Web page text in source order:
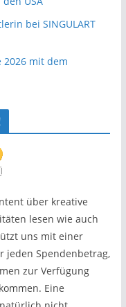
bei SINGULART
2026 mit dem
über kreative
lesen wie auch
uns mit einer
jeden Spendenbetrag,
zur Verfügung
Eine